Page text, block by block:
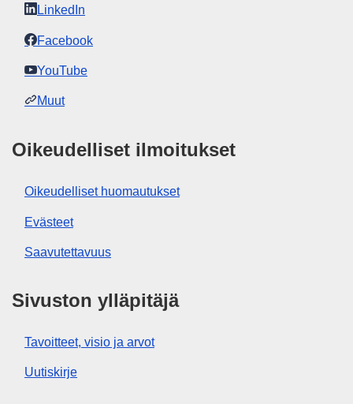
LinkedIn
Facebook
YouTube
Muut
Oikeudelliset ilmoitukset
Oikeudelliset huomautukset
Evästeet
Saavutettavuus
Sivuston ylläpitäjä
Tavoitteet, visio ja arvot
Uutiskirje